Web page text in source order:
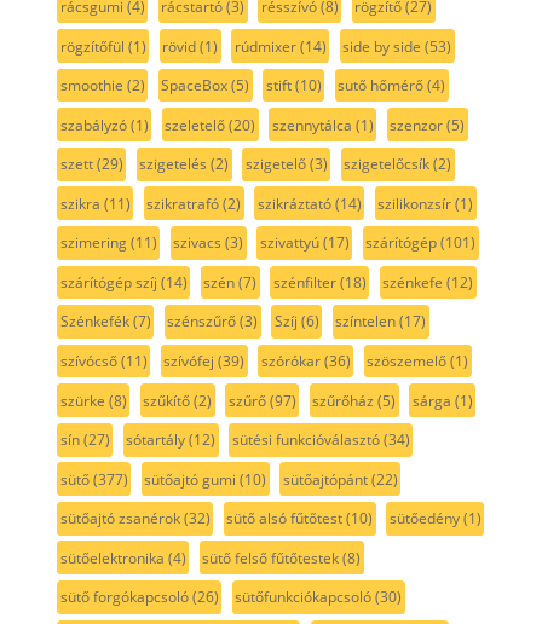
rácsgumi (4) rácstartó(3) résszívó(8) rögzítő(27)
rögzítőfül (1) rövid(1) rúdmixer(14) side by side (53)
smoothie (2) SpaceBox(5) stift(10) sutő hőmérő(4)
szabályzó(1) szeletelő(20) szennytálca (1) szenzor(5)
szett(29) szigetelés (2) szigetelő(3) szigetelőcsík(2)
szikra (11) szikratrafó(2) szikráztató(14) szilikonzsír(1)
szimering(11) szivacs (3) szivattyú(17) szárítógép(101)
szárítógép szíj (14) szén(7) szénfilter(18) szénkefe (12)
Szénkefék(7) szénszűrő(3) Szíj (6) színtelen(17)
szívócső(11) szívófej (39) szórókar(36) szöszemelő(1)
szürke (8) szűkítő(2) szűrő(97) szűrőház (5) sárga (1)
sín(27) sótartály(12) sütési funkcióválasztó(34)
sütő(377) sütőajtó gumi (10) sütőajtópánt(22)
sütőajtó zsanérok(32) sütő alsó fűtőtest(10) sütőedény(1)
sütőelektronika (4) sütő felső fűtőtestek(8)
sütő forgókapcsoló(26) sütőfunkciókapcsoló(30)